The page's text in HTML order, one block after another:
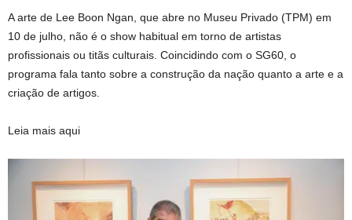
A arte de Lee Boon Ngan, que abre no Museu Privado (TPM) em
10 de julho, não é o show habitual em torno de artistas
profissionais ou titãs culturais. Coincidindo com o SG60, o
programa fala tanto sobre a construção da nação quanto a arte e a
criação de artigos.
Leia mais aqui